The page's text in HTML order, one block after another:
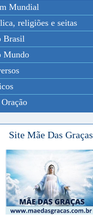
Mundial
religiões e seitas
Brasil
Mundo
Site Mãe Das Graças